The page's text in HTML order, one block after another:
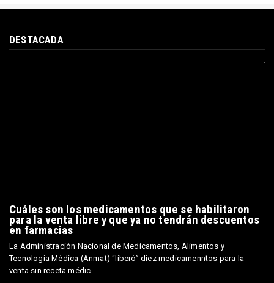
DESTACADA
Cuáles son los medicamentos que se habilitaron
para la venta libre y que ya no tendrán descuentos
en farmacias
La Administración Nacional de Medicamentos, Alimentos y
Tecnología Médica (Anmat) “liberó” diez medicamenntos para la
venta sin receta médic...